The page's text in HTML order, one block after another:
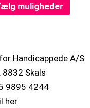
muligheder
Handicappede A/S
8832 Skals
9895 4244
her